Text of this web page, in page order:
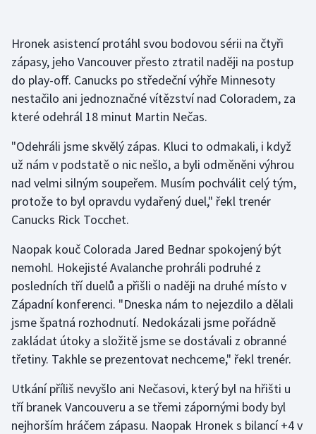
Plážový volejbal
Ragby
Rychlobruslení
Rychlostní kanoistika
Short track
Sportovní střelba
Stolní tenis
Triatlon
Veslování
Vodní slalom
Volejbal
Ostatní
Hronek asistencí protáhl svou bodovou sérii na čtyři
zápasy, jeho Vancouver přesto ztratil naději na postup
do play-off. Canucks po středeční výhře Minnesoty
nestačilo ani jednoznačné vítězství nad Coloradem, za
které odehrál 18 minut Martin Nečas.
"Odehráli jsme skvělý zápas. Kluci to odmakali, i když
už nám v podstatě o nic nešlo, a byli odměněni výhrou
nad velmi silným soupeřem. Musím pochválit celý tým,
protože to byl opravdu vydařený duel," řekl trenér
Canucks Rick Tocchet.
Naopak kouč Colorada Jared Bednar spokojený být
nemohl. Hokejisté Avalanche prohráli podruhé z
posledních tří duelů a přišli o naději na druhé místo v
Západní konferenci. "Dneska nám to nejezdilo a dělali
jsme špatná rozhodnutí. Nedokázali jsme pořádně
zakládat útoky a složitě jsme se dostávali z obranné
třetiny. Takhle se prezentovat nechceme," řekl trenér.
Utkání příliš nevyšlo ani Nečasovi, který byl na hřišti u
tří branek Vancouveru a se třemi zápornými body byl
nejhorším hráčem zápasu. Naopak Hronek s bilancí +4 v